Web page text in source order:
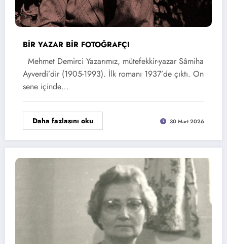
BİR YAZAR BİR FOTOĞRAFÇI
Mehmet Demirci Yazarımız, mütefekkir-yazar Sâmiha
Ayverdi’dir (1905-1993). İlk romanı 1937’de çıktı. On
sene içinde…
Daha fazlasını oku 30 Mart 2026